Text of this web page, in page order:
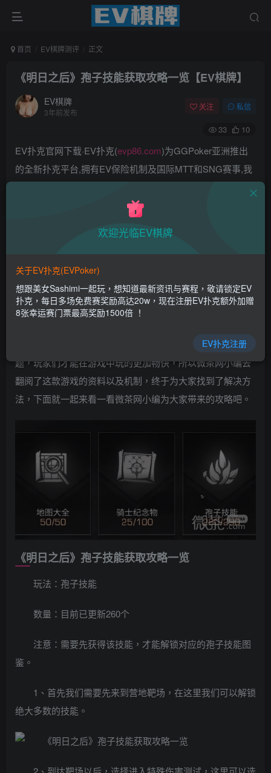
首页 EV棋牌测评 正文
《明日之后》孢子技能获取攻略一览【EV棋牌】
EV棋牌
3年前发布
关注 私信
33 10
EV扑克官网下载·EV扑克(evp86.com)为GGPoker亚洲推出
的全新扑克平台,拥有EV保险机制及国际MTT和SNG赛事,我
乐场|EV扑克小游戏——EV扑克导航(www.evpks.com)
乐场|EV扑克游戏网址发布页——EV扑克下载
(www.evpk66.com)
就是《明日之后》孢子技能获取攻略一览。只有解决这个问
题，玩家们才能在游戏中玩的更加畅快，所以微茶网小编去
翻阅了这款游戏的资料以及机制，终于为大家找到了解决方
法，下面就一起来看一看微茶网小编为大家带来的攻略吧。
《明日之后》孢子技能获取攻略一览
玩法：孢子技能
数量：目前已更新260个
注意：需要先获得该技能，才能解锁对应的孢子技能图
鉴。
1、首先我们需要先来到营地靶场，在这里我们可以解锁
绝大多数的技能。
欢迎光临EV棋牌
关于EV扑克(EVPoker)
想跟美女Sashimi一起玩，想知道最新资讯与赛程，敬请锁定EV
扑克，每日多场免费赛奖励高达20w，现在注册EV扑克额外加赠
8张幸运赛门票最高奖励1500倍 ！
EV扑克注册